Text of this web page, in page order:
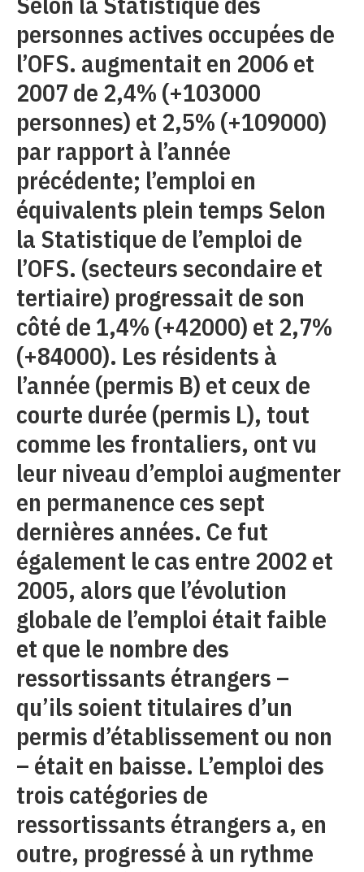
personnes actives occupées de
l’OFS. augmentait en 2006 et
2007 de 2,4% (+103000
personnes) et 2,5% (+109000)
par rapport à l’année
précédente; l’emploi en
équivalents plein temps Selon
la Statistique de l’emploi de
l’OFS. (secteurs secondaire et
tertiaire) progressait de son
côté de 1,4% (+42000) et 2,7%
(+84000). Les résidents à
l’année (permis B) et ceux de
courte durée (permis L), tout
comme les frontaliers, ont vu
leur niveau d’emploi augmenter
en permanence ces sept
dernières années. Ce fut
également le cas entre 2002 et
2005, alors que l’évolution
globale de l’emploi était faible
et que le nombre des
ressortissants étrangers –
qu’ils soient titulaires d’un
permis d’établissement ou non
– était en baisse. L’emploi des
trois catégories de
ressortissants étrangers a, en
outre, progressé à un rythme